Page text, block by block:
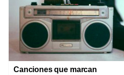
Canciones que marcan